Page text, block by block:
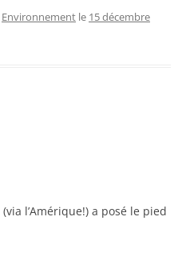
Environnement le 15 décembre
l’Amérique!) a posé le pied